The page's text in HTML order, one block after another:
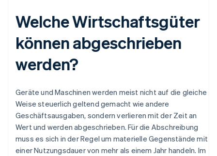
Welche Wirtschaftsgüter
können abgeschrieben
werden?
Geräte und Maschinen werden meist nicht auf die gleiche
Weise steuerlich geltend gemacht wie andere
Geschäftsausgaben, sondern verlieren mit der Zeit an
Wert und werden abgeschrieben. Für die Abschreibung
muss es sich in der Regel um materielle Gegenstände mit
einer Nutzungsdauer von mehr als einem Jahr handeln. Im